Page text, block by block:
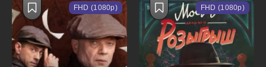
FHD (1080p) FHD (1080p)